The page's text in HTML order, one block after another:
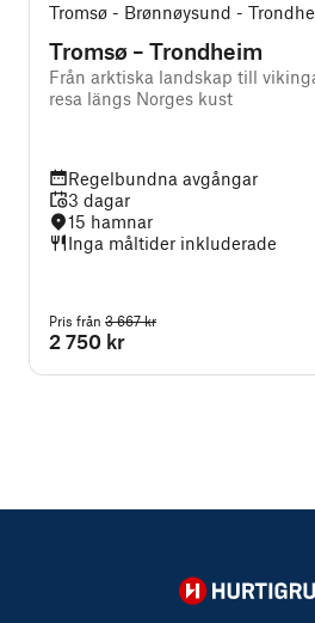
Tromsø - Brønnøysund -
Tromsø – Trondheim
Från arktiska landskap till
resa längs Norges kust
Regelbundna avgångar
3 dagar
15 hamnar
Inga måltider inkluderade
Pris från 3 667 kr
2 750 kr
Hurtigruten